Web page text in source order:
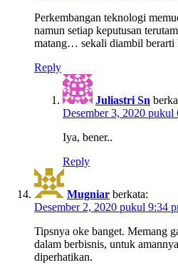
Perkembangan teknologi
namun setiap keputusan
matang… sekali diambil berarti
Reply
Juliastri Sn
Desember 3, 2020 pukul
Iya, bener..
Reply
Mugniar berkata:
Desember 2, 2020 pukul 9:34
Tipsnya oke banget. Memang
dalam berbisnis, untuk
diperhatikan.